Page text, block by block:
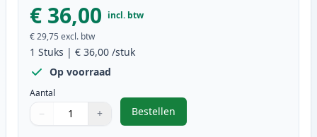
€ 36,00 incl. btw
€ 29,75 excl. btw
1 Stuks | € 36,00 /stuk
Op voorraad
Aantal
Gebruik de knoppen om aan te passen
− +
1
Bestellen
,Canon CL-541XL inktcartridge